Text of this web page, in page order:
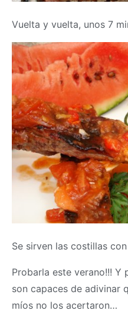
Vuelta y vuelta, unos 7
Se sirven las costillas
Probarla este verano!!! Y
son capaces de adivinar
míos no los acertaron…